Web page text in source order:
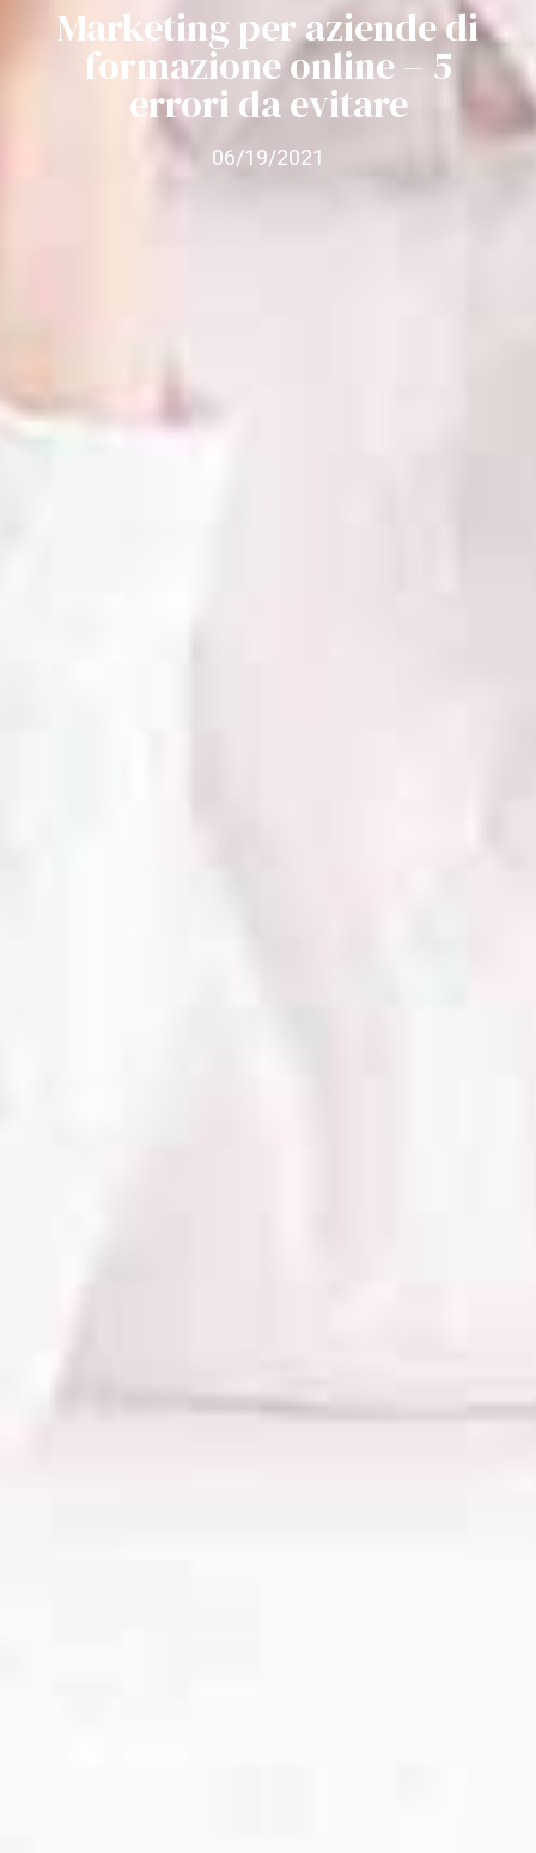
Marketing per aziende di
formazione online – 5
errori da evitare
06/19/2021